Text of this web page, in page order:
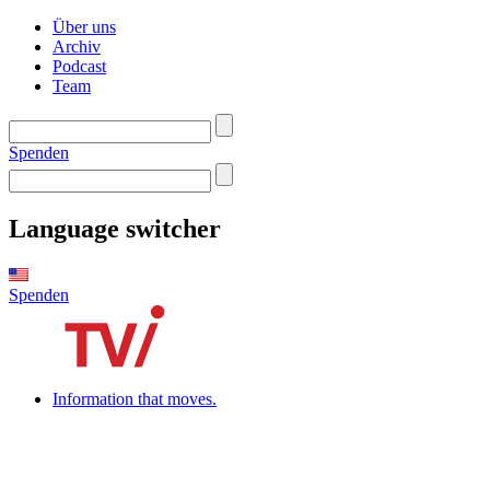
Über uns
Archiv
Podcast
Team
Spenden
Language switcher
Spenden
Information that moves.